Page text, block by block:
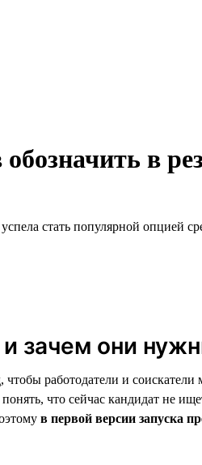
в
стать популярной опцией
зачем они
работодатели и
что сейчас кандидат не
в первой версии запуска